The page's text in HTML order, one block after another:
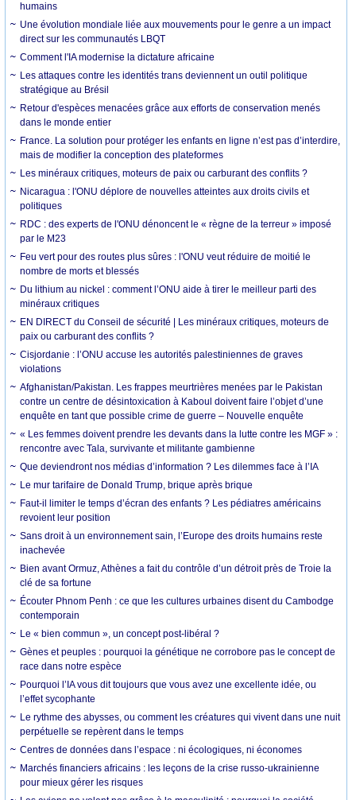
humains
Une évolution mondiale liée aux mouvements pour le genre a un impact
direct sur les communautés LBQT
Comment l'IA modernise la dictature africaine
Les attaques contre les identités trans deviennent un outil politique
stratégique au Brésil
Retour d'espèces menacées grâce aux efforts de conservation menés
dans le monde entier
France. La solution pour protéger les enfants en ligne n’est pas d’interdire,
mais de modifier la conception des plateformes
Les minéraux critiques, moteurs de paix ou carburant des conflits ?
Nicaragua : l'ONU déplore de nouvelles atteintes aux droits civils et
politiques
RDC : des experts de l'ONU dénoncent le « règne de la terreur » imposé
par le M23
Feu vert pour des routes plus sûres : l'ONU veut réduire de moitié le
nombre de morts et blessés
Du lithium au nickel : comment l’ONU aide à tirer le meilleur parti des
minéraux critiques
EN DIRECT du Conseil de sécurité | Les minéraux critiques, moteurs de
paix ou carburant des conflits ?
Cisjordanie : l’ONU accuse les autorités palestiniennes de graves
violations
Afghanistan/Pakistan. Les frappes meurtrières menées par le Pakistan
contre un centre de désintoxication à Kaboul doivent faire l’objet d’une
enquête en tant que possible crime de guerre – Nouvelle enquête
« Les femmes doivent prendre les devants dans la lutte contre les MGF » :
rencontre avec Tala, survivante et militante gambienne
Que deviendront nos médias d’information ? Les dilemmes face à l’IA
Le mur tarifaire de Donald Trump, brique après brique
Faut-il limiter le temps d’écran des enfants ? Les pédiatres américains
revoient leur position
Sans droit à un environnement sain, l’Europe des droits humains reste
inachevée
Bien avant Ormuz, Athènes a fait du contrôle d’un détroit près de Troie la
clé de sa fortune
Écouter Phnom Penh : ce que les cultures urbaines disent du Cambodge
contemporain
Le « bien commun », un concept post-libéral ?
Gènes et peuples : pourquoi la génétique ne corrobore pas le concept de
race dans notre espèce
Pourquoi l’IA vous dit toujours que vous avez une excellente idée, ou
l’effet sycophante
Le rythme des abysses, ou comment les créatures qui vivent dans une nuit
perpétuelle se repèrent dans le temps
Centres de données dans l’espace : ni écologiques, ni économes
Marchés financiers africains : les leçons de la crise russo-ukrainienne
pour mieux gérer les risques